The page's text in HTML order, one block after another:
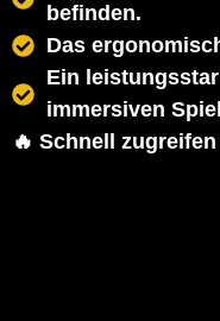
befinden.
Das
Ein
immersiven
🔥 Schnell